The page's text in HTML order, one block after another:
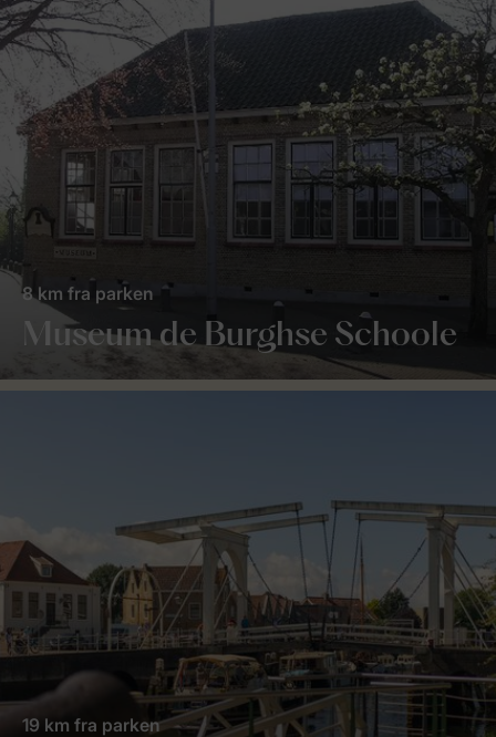
Museum de Burghse Schoole
8 km fra parken
19 km fra parken